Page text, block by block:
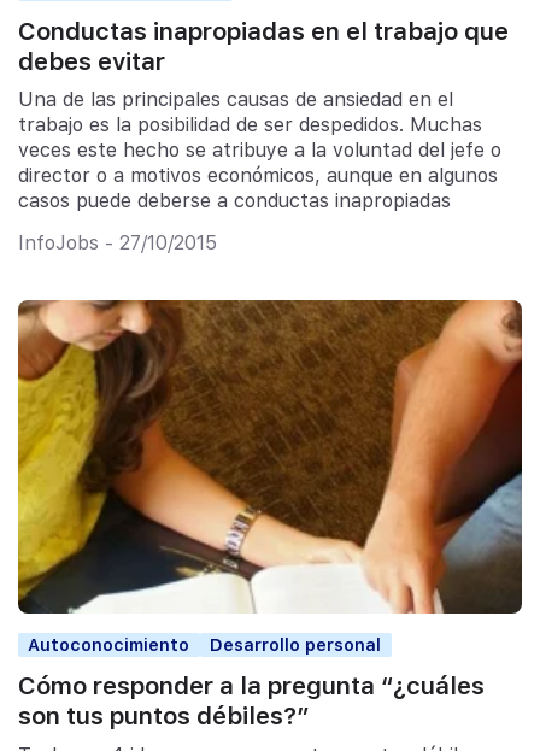
Conductas inapropiadas en el trabajo que
debes evitar
Una de las principales causas de ansiedad en el
trabajo es la posibilidad de ser despedidos. Muchas
veces este hecho se atribuye a la voluntad del jefe o
director o a motivos económicos, aunque en algunos
casos puede deberse a conductas inapropiadas
InfoJobs - 27/10/2015
Autoconocimiento Desarrollo personal
Cómo responder a la pregunta “¿cuáles
son tus puntos débiles?”